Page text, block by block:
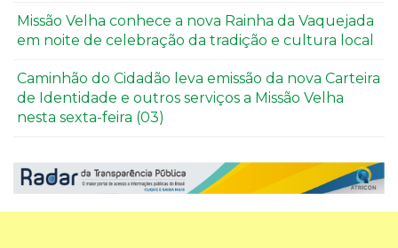
Missão Velha conhece a nova Rainha da Vaquejada
em noite de celebração da tradição e cultura local
Caminhão do Cidadão leva emissão da nova Carteira
de Identidade e outros serviços a Missão Velha
nesta sexta-feira (03)